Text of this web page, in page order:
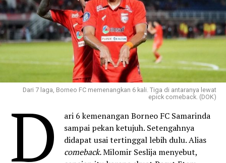
Dari 7 laga, Borneo FC memenangkan 6 kali. Tiga di antaranya lewat
epick comeback. (DOK)
D
ari 6 kemenangan Borneo FC Samarinda
sampai pekan ketujuh. Setengahnya
didapat usai tertinggal lebih dulu. Alias
comeback.Milomir Seslija menyebut,